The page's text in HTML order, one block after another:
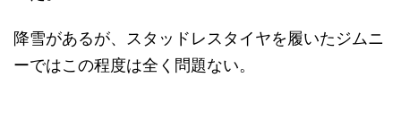
降雪があるが、スタッドレスタイヤを履いたジムニ
ーではこの程度は全く問題ない。